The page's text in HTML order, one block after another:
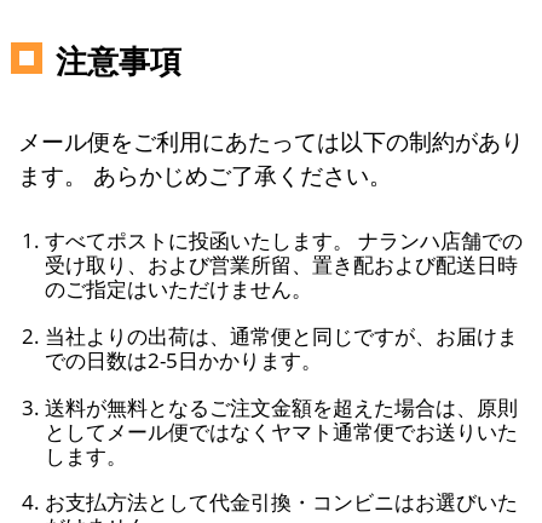
注意事項
メール便をご利用にあたっては以下の制約があり
ます。 あらかじめご了承ください。
すべてポストに投函いたします。 ナランハ店舗での
受け取り、および営業所留、置き配および配送日時
のご指定はいただけません。
当社よりの出荷は、通常便と同じですが、お届けま
での日数は2-5日かかります。
送料が無料となるご注文金額を超えた場合は、原則
としてメール便ではなくヤマト通常便でお送りいた
します。
お支払方法として代金引換・コンビニはお選びいた